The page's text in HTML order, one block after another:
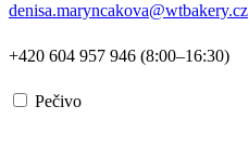
denisa.maryncakova@wtbakery.cz
+420 604 957 946 (8:00–16:30)
Pečivo